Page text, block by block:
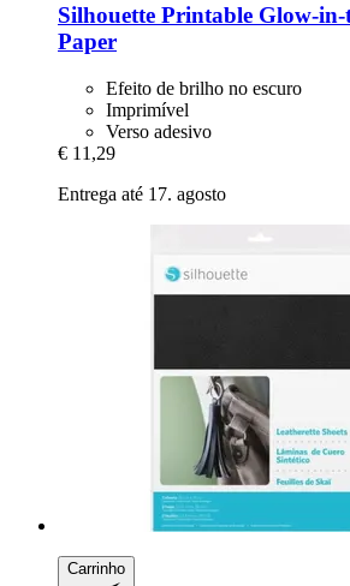
Silhouette Printable Glow-​
Paper
Efeito de brilho no escuro
Imprimível
Verso adesivo
€ 11,29
Entrega até 17. agosto
Carrinho